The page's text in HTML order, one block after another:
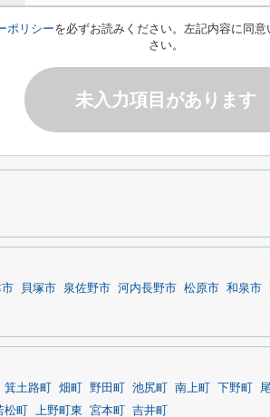
ポリシーを必ずお読みください。左記内容に同
さい。
未入力項目があります
市 貝塚市 泉佐野市 河内長野市 松原市 和泉市
箕土路町 畑町 野田町 池尻町 南上町 下野町
町 上野町東 宮本町 吉井町